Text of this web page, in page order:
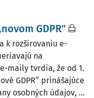
GDPR"
k rozširovaniu e-
na
maily tvrdia, že od 1.
GDPR“ prinášajúce
osobných údajov, ...